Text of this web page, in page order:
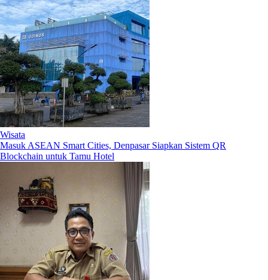
Wisata
Masuk ASEAN Smart Cities, Denpasar Siapkan Sistem QR
Blockchain untuk Tamu Hotel